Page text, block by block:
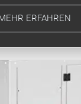
ERFAHREN